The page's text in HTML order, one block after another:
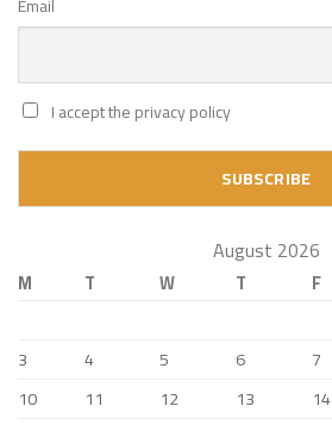
I accept the privacy policy
August 2026
M T W T F
3
4 5 6 7
10
11 12 13 14